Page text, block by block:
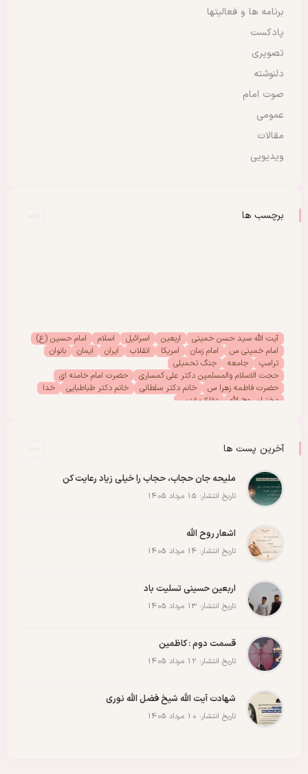
برنامه ها و فعالیتها
پادکست
تصویری
دلنوشته
صوت امام
عمومی
مقالات
ویدیویی
برچسب ها
آیت الله سید حسن خمینی اربعین اسرائیل اسلام
امام حسین (ع)
امام خمینی س
امام زمان امریکا انقلاب ایران ایمان
بانوان
ترامپ
جامعه
جنگ تحمیلی
حجت الاسلام والمسلمین دکتر علی کمساری
حضرت امام خامنه ای
حضرت فاطمه زهرا س
خانم دکتر سلطانی خانم دکتر طباطبایی
خدا
دختران روح الله
دفاع مقدس
مادران شهدا
مجمع دختران روح اللهآخرین پست ها
ملیحه جان حجاب، حجاب را خیلی زیاد رعایت کن
تاریخ انتشار: 15 مرداد 1405
اشعار روح الله
تاریخ انتشار: 14 مرداد 1405
اربعین حسینی تسلیت باد
تاریخ انتشار: 13 مرداد 1405
قسمت دوم : کاظمین
تاریخ انتشار: 12 مرداد 1405
شهادت آیت الله شیخ فضل الله نوری
تاریخ انتشار: 10 مرداد 1405